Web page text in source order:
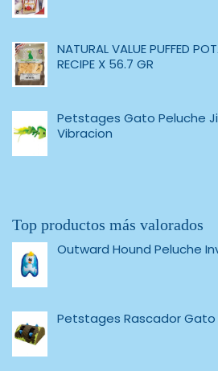
NATURAL VALUE PUFFED
RECIPE X 56.7 GR
Petstages Gato Peluche
Vibracion
Top productos más valorados
Outward Hound Peluche
Petstages Rascador Gato